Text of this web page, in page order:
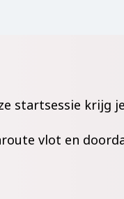
startsessie krijg
vlot en